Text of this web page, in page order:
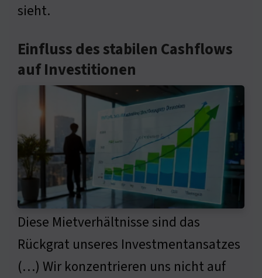
sieht.
Einfluss des stabilen Cashflows
auf Investitionen
Diese Mietverhältnisse sind das
Rückgrat unseres Investmentansatzes
(…) Wir konzentrieren uns nicht auf